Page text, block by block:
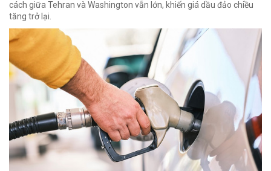
cách giữa Tehran và Washington vẫn lớn, khiến giá dầu đảo chiều
tăng trở lại.